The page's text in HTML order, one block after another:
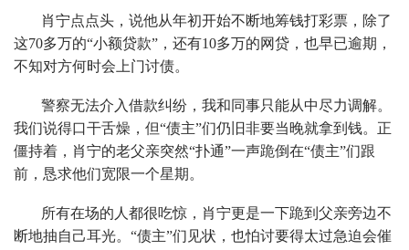
肖宁点点头，说他从年初开始不断地筹钱打彩票，除了
这70多万的“小额贷款”，还有10多万的网贷，也早已逾期，
不知对方何时会上门讨债。
警察无法介入借款纠纷，我和同事只能从中尽力调解。
我们说得口干舌燥，但“债主”们仍旧非要当晚就拿到钱。正
僵持着，肖宁的老父亲突然“扑通”一声跪倒在“债主”们跟
前，恳求他们宽限一个星期。
所有在场的人都很吃惊，肖宁更是一下跪到父亲旁边不
断地抽自己耳光。“债主”们见状，也怕讨要得太过急迫会催